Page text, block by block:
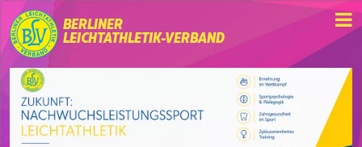
BERLINER
LEICHTATHLETIK-VERBAND